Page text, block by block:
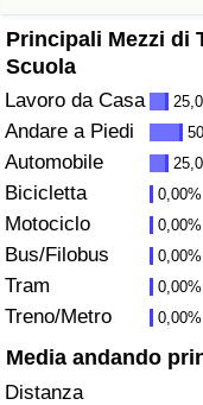
Principali Mezzi di
Scuola
Lavoro da Casa
Andare a Piedi
Automobile
Bicicletta 0,00%
Motociclo 0,00%
Bus/Filobus 0,00%
Tram 0,00%
Treno/Metro 0,00%
Media andando
Distanza
Inquinamento
Indice
Indice di
Indice
Traffico
Indice del Traffico
Indice del traffico